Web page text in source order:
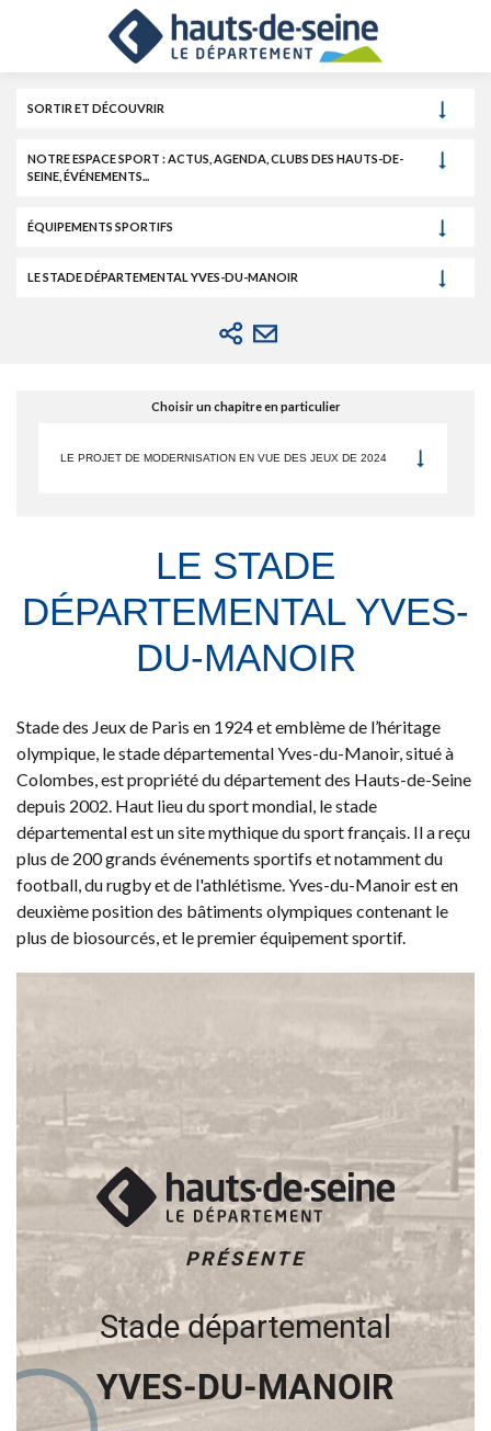
recherche
SORTIR ET DÉCOUVRIR
NOTRE ESPACE SPORT : ACTUS, AGENDA, CLUBS DES HAUTS-DE-
SEINE, ÉVÉNEMENTS...
ÉQUIPEMENTS SPORTIFS
LE STADE DÉPARTEMENTAL YVES-DU-MANOIR
Choisir un chapitre en particulier
LE PROJET DE MODERNISATION EN VUE DES JEUX DE 2024
LE STADE
DÉPARTEMENTAL YVES-
DU-MANOIR
​​​​​​Stade des Jeux de Paris en 1924 et emblème de l’héritage
olympique, le stade départemental Yves-du-Manoir, situé à
Colombes, est propriété du département des Hauts-de-Seine
depuis 2002. Haut lieu du sport mondial, le stade
départemental est un site mythique du sport français. Il a reçu
plus de 200 grands événements sportifs et notamment du
football, du rugby et de l'athlétisme. Yves-du-Manoir est en
deuxième position des bâtiments olympiques contenant le
plus de biosourcés, et le premier équipement sportif.
Cookies et traceurs utilisés sur ce site.